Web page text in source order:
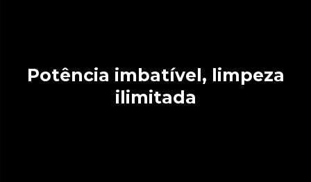
Potência imbatível, limpeza
ilimitada